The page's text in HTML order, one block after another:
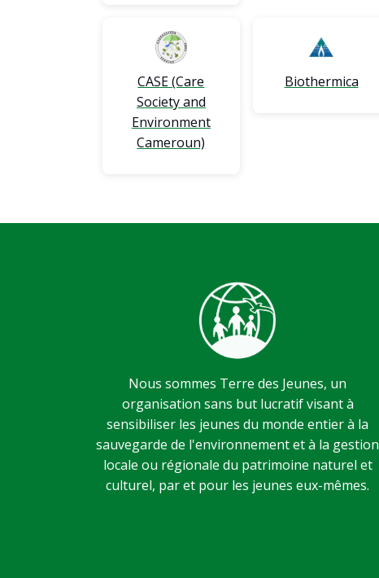
CASE (Care
Society and
Environment
Cameroun)
Biothermica
Nous sommes Terre des Jeunes, un
organisation sans but lucratif visant à
sensibiliser les jeunes du monde entier à la
sauvegarde de l'environnement et à la gestion
locale ou régionale du patrimoine naturel et
culturel, par et pour les jeunes eux-mêmes.